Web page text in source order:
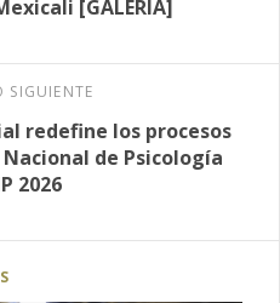
[GALERÍA]
SIGUIENTE
redefine los procesos
de Psicología
2026